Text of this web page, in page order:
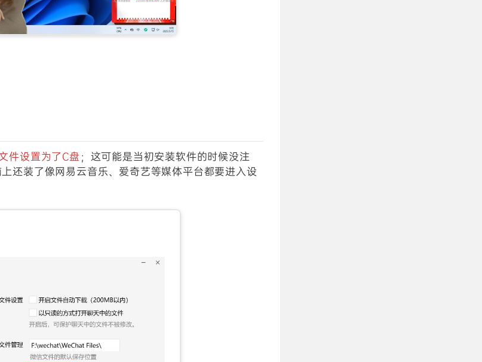
件设置为了C盘 ；这可能是当初安装软件的时候没注
还装了像网易云音乐、爱奇艺等媒体平台都要进入设